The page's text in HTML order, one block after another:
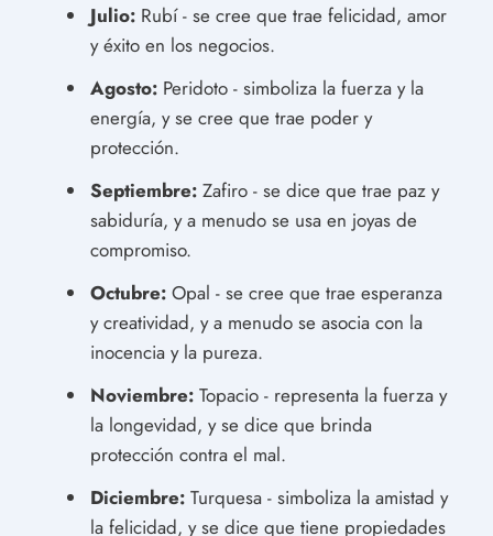
Julio: Rubí - se cree que trae felicidad, amor
y éxito en los negocios.
Agosto: Peridoto - simboliza la fuerza y la
energía, y se cree que trae poder y
protección.
Septiembre: Zafiro - se dice que trae paz y
sabiduría, y a menudo se usa en joyas de
compromiso.
Octubre: Opal - se cree que trae esperanza
y creatividad, y a menudo se asocia con la
inocencia y la pureza.
Noviembre: Topacio - representa la fuerza y
la longevidad, y se dice que brinda
protección contra el mal.
Diciembre: Turquesa - simboliza la amistad y
la felicidad, y se dice que tiene propiedades